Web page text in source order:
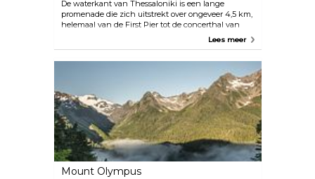
De waterkant van Thessaloniki is een lange
promenade die zich uitstrekt over ongeveer 4,5 km,
helemaal van de First Pier tot de concerthal van
Thessaloniki. Geniet van een wandeling, jog of
sportfaciliteiten. Sierlijke boottochten die vanaf de
Witte Toren vertrekken, geven je de mogelijkheid
om de stad vanuit een nieuwe hoek te bekijken.
Lees meer
Mount Olympus